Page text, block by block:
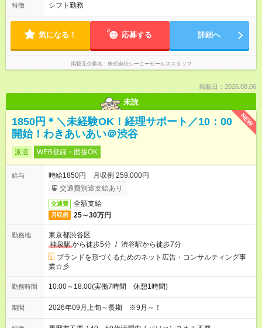
特徴 シフト勤務
気になる！ 応募する 詳細へ
掲載元企業名 株式会社シーエーセールススタッフ
掲載日：2026.08.06
未読
NEW
1850円＊＼未経験OK！経理サポート／10：00
開始！わきあいあい＠渋谷
派遣 WEB登録・面接OK
給与
時給1850円 月収例 259,000円
交通費別途支給あり
交通費 全額支給
月収例 25～30万円
勤務地
東京都渋谷区
神泉駅から徒歩5分 / 渋谷駅から徒歩7分
ブランドを形づくるためのネット広告・コンサルティング事
業☆彡
勤務時間 10:00～18:00(実働7時間 休憩1時間)
期間 2026年09月上旬～長期 ※9月～！